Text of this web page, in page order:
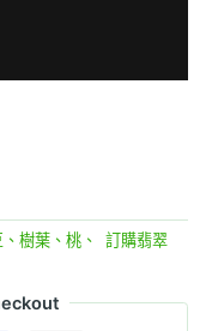
樹葉、桃、
訂購翡翠